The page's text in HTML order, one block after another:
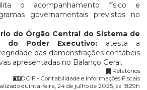
o acompanhamento físico e
governamentais previstos no
do Órgão Central do Sistema de
do Poder Executivo: atesta a
das demonstrações contábeis
apresentadas no Balanço Geral.
Relatórios
DCIF - Contabilidade e Informações Fiscais
quinta-feira, 24 de julho de 2025, às 18:29h